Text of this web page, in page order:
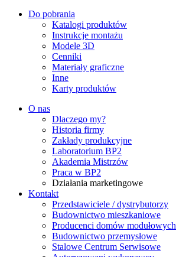
Do pobrania
Katalogi produktów
Instrukcje montażu
Modele 3D
Cenniki
Materiały graficzne
Inne
Karty produktów
O nas
Dlaczego my?
Historia firmy
Zakłady produkcyjne
Laboratorium BP2
Akademia Mistrzów
Praca w BP2
Działania marketingowe
Kontakt
Przedstawiciele / dystrybutorzy
Budownictwo mieszkaniowe
Producenci domów modułowych
Budownictwo przemysłowe
Stalowe Centrum Serwisowe